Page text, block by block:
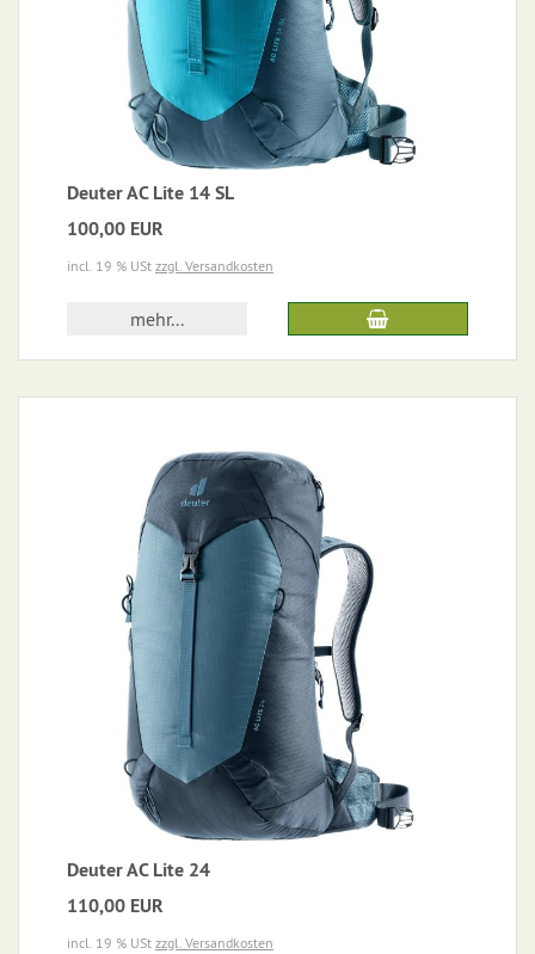
Deuter AC Lite 14 SL
100,00 EUR
incl. 19 % USt zzgl. Versandkosten
mehr...
Deuter AC Lite 24
110,00 EUR
incl. 19 % USt zzgl. Versandkosten